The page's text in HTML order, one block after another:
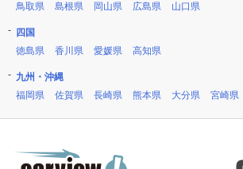
鳥取県
島根県 岡山県 広島県 山口県
四国
徳島県
香川県 愛媛県 高知県
九州・沖縄
福岡県
佐賀県 長崎県 熊本県 大分県 宮崎県